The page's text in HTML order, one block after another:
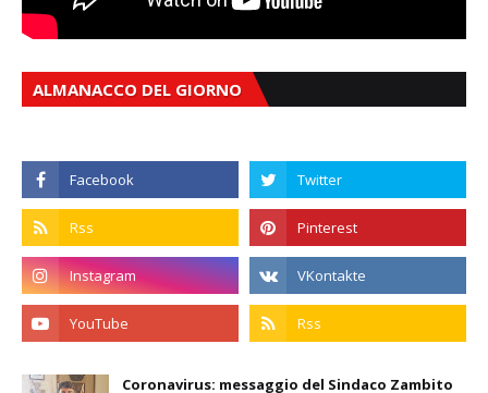
ALMANACCO DEL GIORNO
Coronavirus: messaggio del Sindaco Zambito